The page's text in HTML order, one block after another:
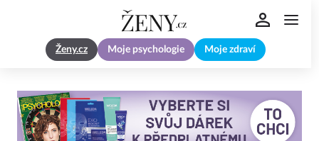
Ženy.cz Moje psychologie Moje zdraví